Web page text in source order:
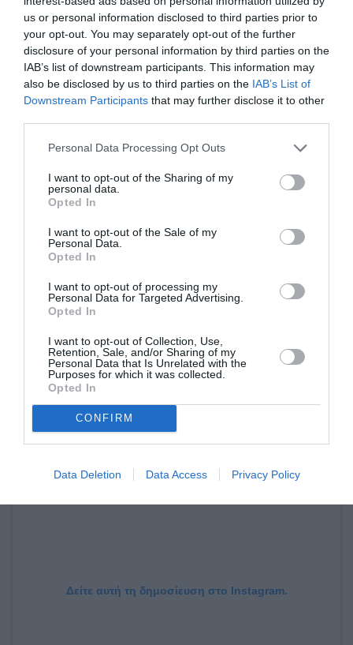
us or personal information disclosed to third parties prior to
your opt-out. You may separately opt-out of the further
disclosure of your personal information by third parties on the
IAB’s list of downstream participants. This information may
also be disclosed by us to third parties on the IAB’s List of
Downstream Participants that may further disclose it to other
Personal Data Processing Opt Outs
I want to opt-out of the Sharing of my
personal data.
Opted In
I want to opt-out of the Sale of my
Personal Data.
Opted In
I want to opt-out of processing my
Personal Data for Targeted Advertising.
Opted In
I want to opt-out of Collection, Use,
Retention, Sale, and/or Sharing of my
Personal Data that Is Unrelated with the
Purposes for which it was collected.
Opted In
CONFIRM
Data Deletion Data Access Privacy Policy
διαφορετική προσαρμογή του ίδιου
μυθιστορήματος άλλωστε είχε κερδίσει το
Όσκαρ καλύτερης ταινίας το 1978, ενώ
«κέρασε» επίσης ένα βραβείο César την
πρωταγωνίστρια Simone Signoret. Η δε Loren από
μέχρι σήμερα, έχει γράψει τη δική της ιστορία
στον κινηματογράφο αφού ήταν η πρώτη που
κέρδισε Όσκαρ καλύτερης ηθοποιού για ξένο
φιλμ το 1961 και έκτοτε έχει «σπάσει» μερικά
αξιοσημείωτα ρεκόρ.
Δείτε αυτή τη δημοσίευση στο Instagram.